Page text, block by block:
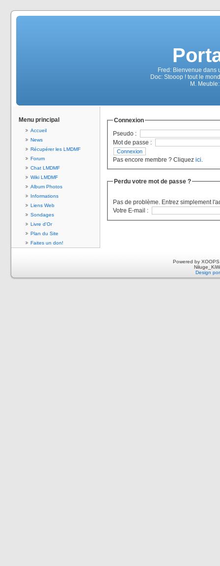
Fred: Bienvenue dans
Doc: Stooop ! tout le
M.
Menu principal
Accueil
News
Récupérer les LMDMF
Forum
Chat LMDMF
Wiki LMDMF
Album Photos
Informations
Liens Web
Sondages
Livre d'Or
Plan du Site
Faites un don!
Connexion
Pseudo :
Mot de passe :
Pas encore membre ? Cliquez ici.
Perdu votre mot de passe ?
Pas de problème. Entrez simplement
Votre E-mail :
Powered by
Design